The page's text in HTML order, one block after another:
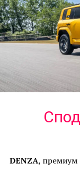
DENZA, премиум